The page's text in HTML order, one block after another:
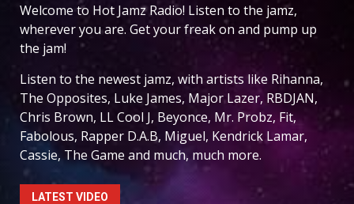
Welcome to Hot Jamz Radio! Listen to the jamz,
wherever you are. Get your freak on and pump up
the jam!
Listen to the newest jamz, with artists like Rihanna,
The Opposites, Luke James, Major Lazer, RBDJAN,
Chris Brown, LL Cool J, Beyonce, Mr. Probz, Fit,
Fabolous, Rapper D.A.B, Miguel, Kendrick Lamar,
Cassie, The Game and much, much more.
LATEST VIDEO